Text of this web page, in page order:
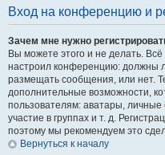
Вход на конференцию и
Зачем мне нужно
Вы можете этого и не делать. Всё
настроил конференцию: должны
размещать сообщения, или нет.
дополнительные возможности,
пользователям: аватары,
участие в группах и т. д.
поэтому мы рекомендуем это
Вернуться к началу